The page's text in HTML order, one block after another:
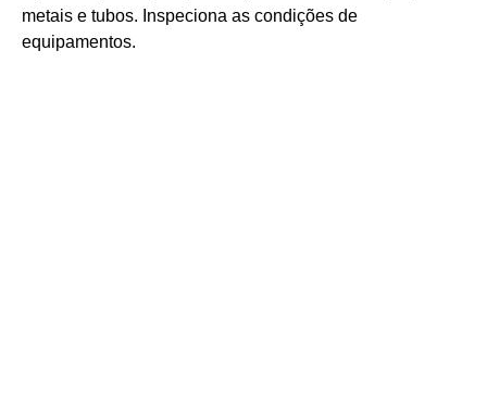
metais e tubos. Inspeciona as condições de
equipamentos.